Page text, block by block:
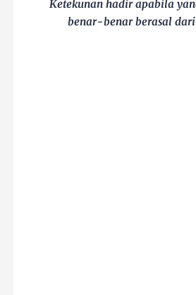
Ketekunan hadir apabila
benar-benar berasal